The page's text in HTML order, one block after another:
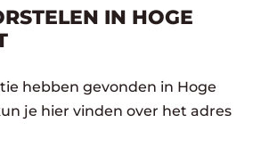
IN HOGE
hebben gevonden in Hoge
je hier vinden over het adres